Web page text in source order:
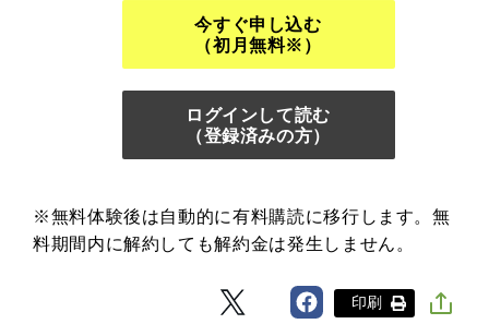
今すぐ申し込む
（初月無料※）
ログインして読む
（登録済みの方）
※無料体験後は自動的に有料購読に移行します。無
料期間内に解約しても解約金は発生しません。
印刷